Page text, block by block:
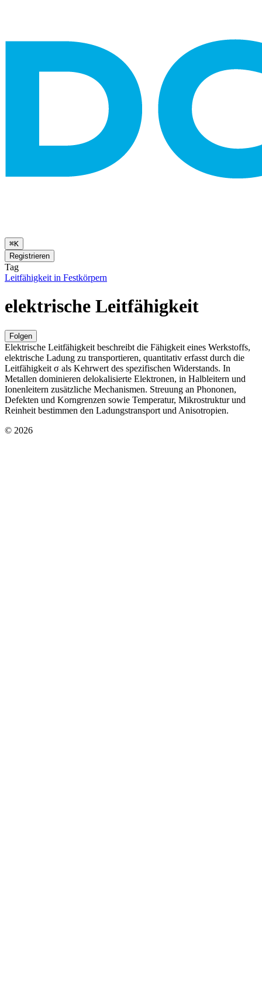
⌘K
Registrieren
Tag
Leitfähigkeit in Festkörpern
elektrische Leitfähigkeit
Folgen
Elektrische Leitfähigkeit beschreibt die Fähigkeit eines Werkstoffs,
elektrische Ladung zu transportieren, quantitativ erfasst durch die
Leitfähigkeit σ als Kehrwert des spezifischen Widerstands. In
Metallen dominieren delokalisierte Elektronen, in Halbleitern und
Ionenleitern zusätzliche Mechanismen. Streuung an Phononen,
Defekten und Korngrenzen sowie Temperatur, Mikrostruktur und
Reinheit bestimmen den Ladungstransport und Anisotropien.
© 2026